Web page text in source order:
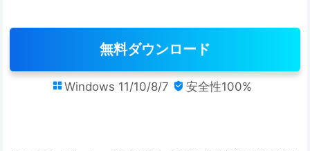
無料ダウンロード
 Windows 11/10/8/7  安全性100%